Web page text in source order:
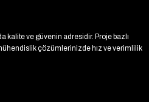
kalite ve güvenin adresidir. Proje bazlı
çözümlerinizde hız ve verimlilik